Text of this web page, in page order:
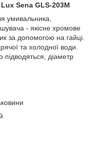
Sena GLS-203M
умивальника,
- якісне хромове
за допомогою на гайці.
та холодної води.
діаметр